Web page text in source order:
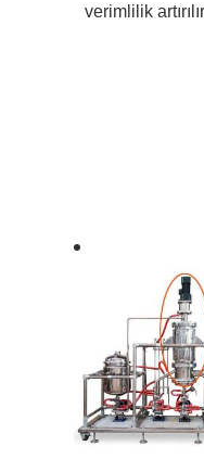
verimlilik